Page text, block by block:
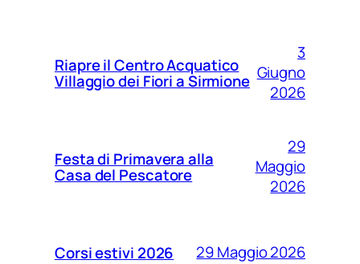
Riapre il Centro Acquatico
Villaggio dei Fiori a Sirmione
3
Giugno
2026
Festa di Primavera alla
Casa del Pescatore
29
Maggio
2026
Corsi estivi 2026 29 Maggio 2026